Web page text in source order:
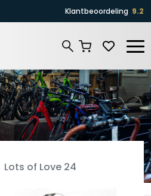
Klantbeoordeling 9.2
Lots of Love 24